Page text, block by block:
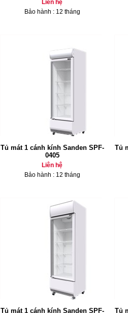
Liên hệ
Bảo hành : 12 tháng
Tủ mát 1 cánh kính Sanden SPF-
0405
Liên hệ
Bảo hành : 12 tháng
Tủ
Tủ mát 1 cánh kính Sanden SPF-
Tủ